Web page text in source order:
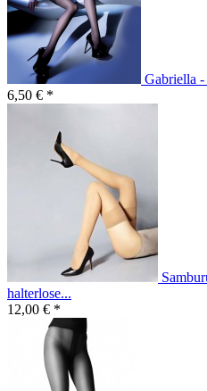
Gabriella -
6,50 € *
halterlose...
12,00 € *